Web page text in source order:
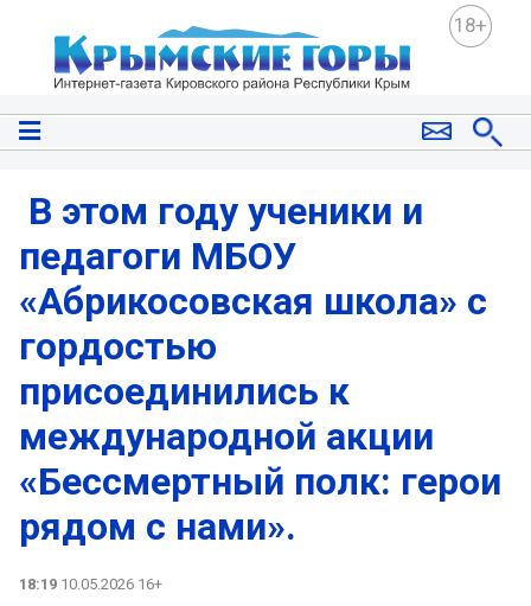
18+
️️ В этом году ученики и
педагоги МБОУ
«Абрикосовская школа» с
гордостью
присоединились к
международной акции
«Бессмертный полк: герои
рядом с нами».
18:19 10.05.2026 16+